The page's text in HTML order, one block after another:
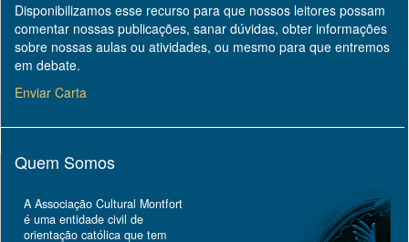
Disponibilizamos esse recurso para que nossos leitores possam
comentar nossas publicações, sanar dúvidas, obter informações
sobre nossas aulas ou atividades, ou mesmo para que entremos
em debate.
Enviar Carta
Quem Somos
A Associação Cultural Montfort
é uma entidade civil de
orientação católica que tem